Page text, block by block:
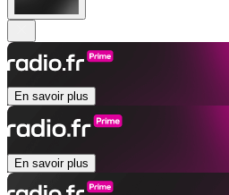
En savoir plus
En savoir plus